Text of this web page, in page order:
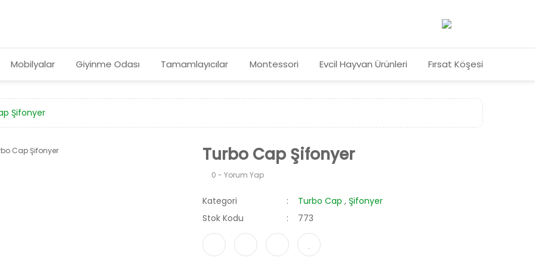
Mobilyalar Giyinme Odası Tamamlayıcılar Montessori Evcil Hayvan Ürünleri Fırsat Köşesi
Şifonyer
Turbo Cap Şifonyer
0 - Yorum Yap
Kategori Turbo Cap , Şifonyer
Stok Kodu
773